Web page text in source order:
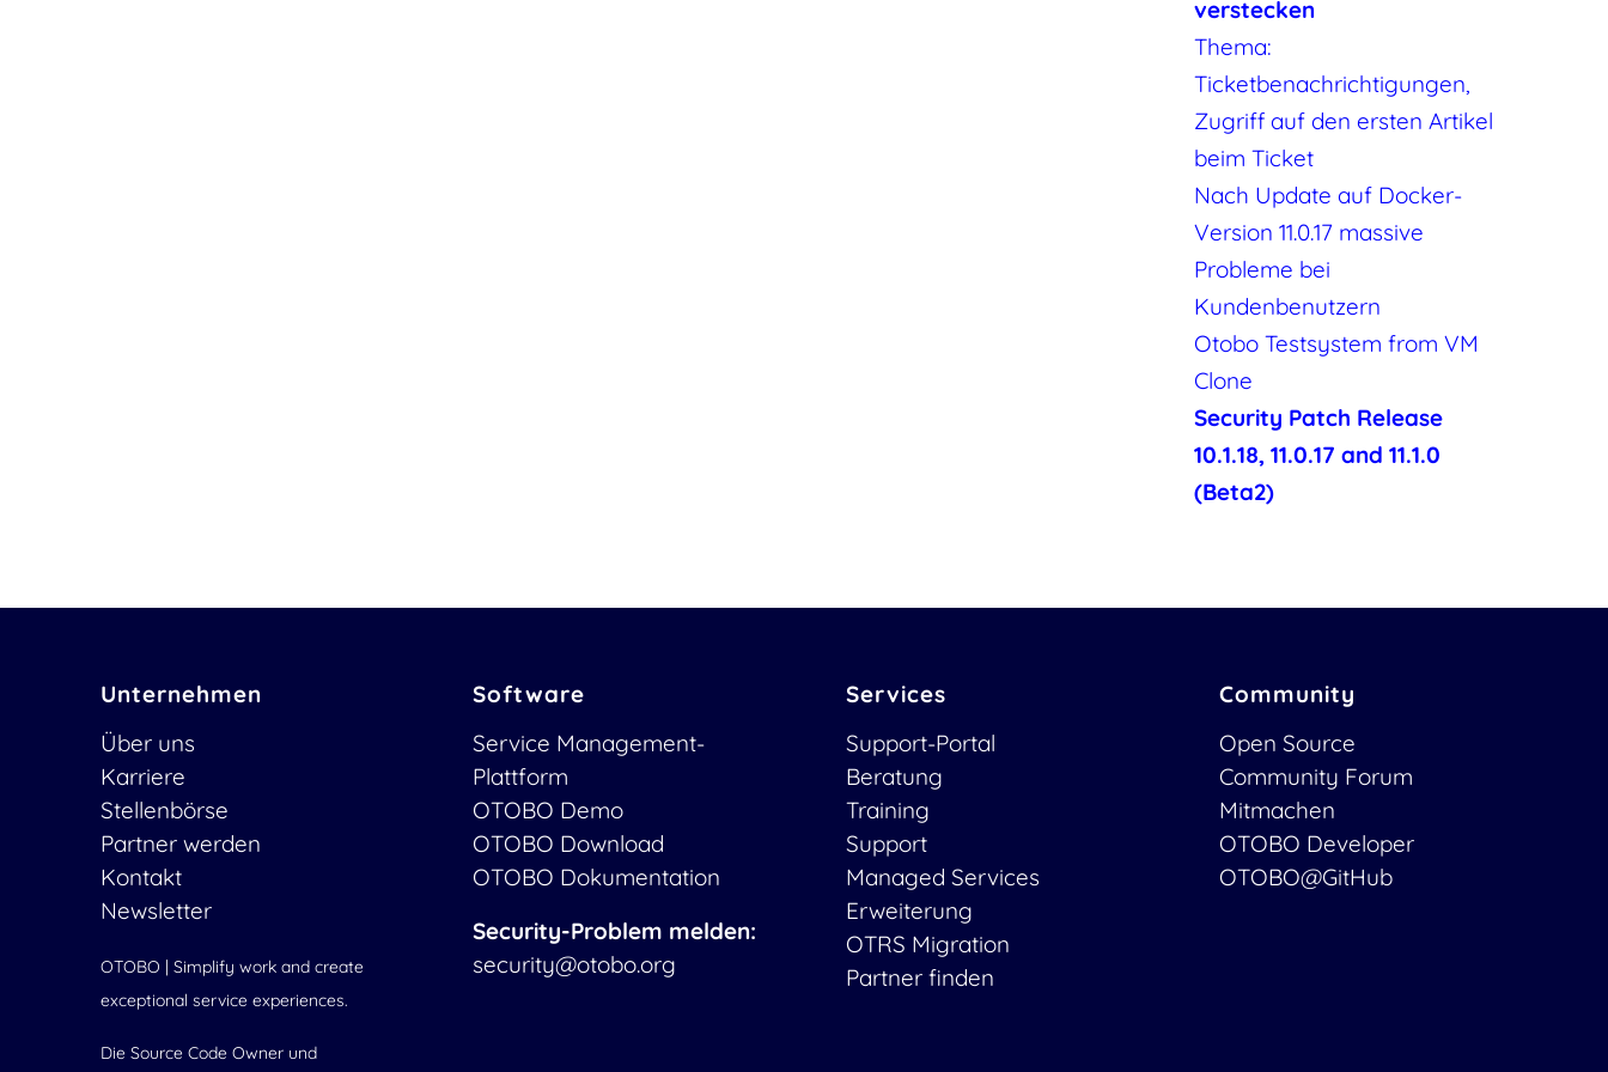
verstecken
Thema:
Ticketbenachrichtigungen,
Zugriff auf den ersten Artikel
beim Ticket
Nach Update auf Docker-
Version 11.0.17 massive
Probleme bei
Kundenbenutzern
Otobo Testsystem from VM
Clone
Security Patch Release
10.1.18, 11.0.17 and 11.1.0
(Beta2)
Unternehmen
Über uns
Karriere
Stellenbörse
Partner werden
Kontakt
Newsletter
OTOBO | Simplify work and create
exceptional service experiences.
Die Source Code Owner und
Software
Service Management-
Plattform
OTOBO Demo
OTOBO Download
OTOBO Dokumentation
Security-Problem melden:
security@otobo.org
Services
Support-Portal
Beratung
Training
Support
Managed Services
Erweiterung
OTRS Migration
Partner finden
Community
Open Source
Community Forum
Mitmachen
OTOBO Developer
OTOBO@GitHub